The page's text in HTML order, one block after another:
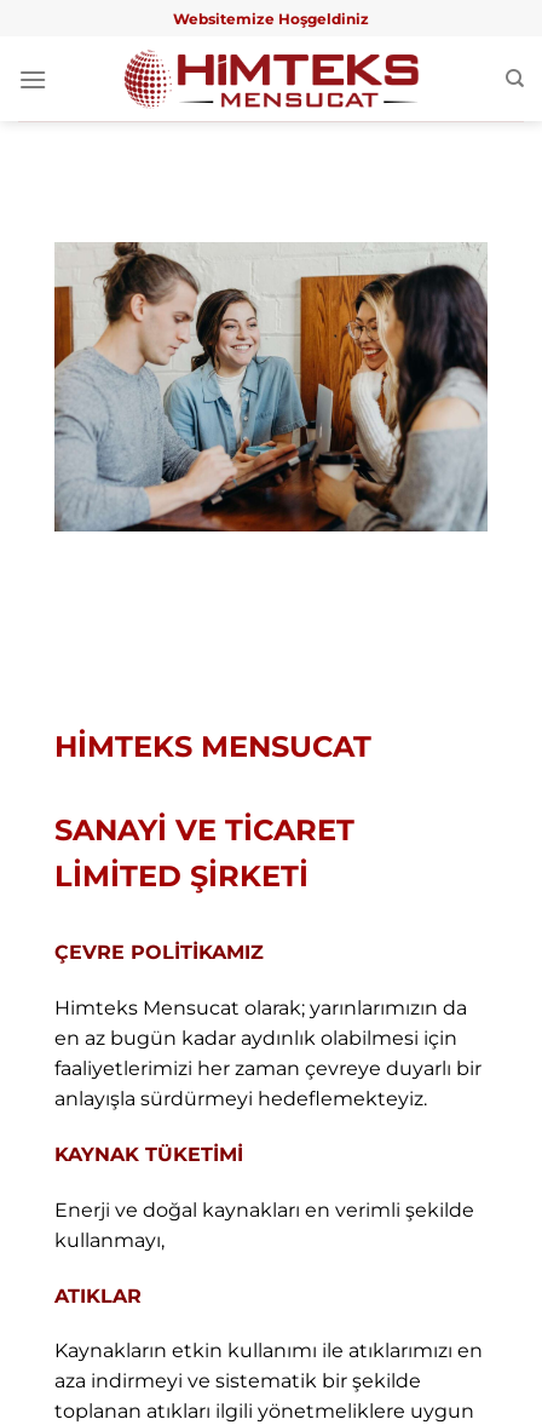
Websitemize Hoşgeldiniz
HİMTEKS MENSUCAT
SANAYİ VE TİCARET
LİMİTED ŞİRKETİ
ÇEVRE POLİTİKAMIZ
Himteks Mensucat olarak; yarınlarımızın da
en az bugün kadar aydınlık olabilmesi için
faaliyetlerimizi her zaman çevreye duyarlı bir
anlayışla sürdürmeyi hedeflemekteyiz.
KAYNAK TÜKETİMİ
Enerji ve doğal kaynakları en verimli şekilde
kullanmayı,
ATIKLAR
Kaynakların etkin kullanımı ile atıklarımızı en
aza indirmeyi ve sistematik bir şekilde
toplanan atıkları ilgili yönetmeliklere uygun